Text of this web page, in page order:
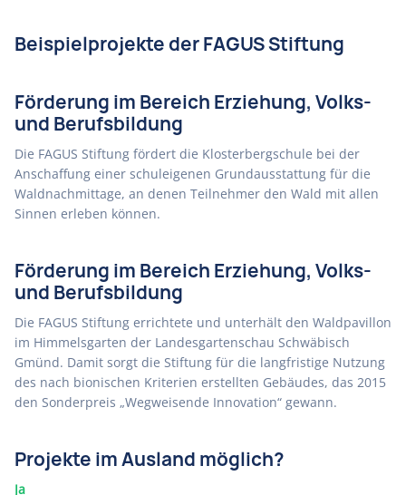
Beispielprojekte der FAGUS Stiftung
Förderung im Bereich Erziehung, Volks-
und Berufsbildung
Die FAGUS Stiftung fördert die Klosterbergschule bei der
Anschaffung einer schuleigenen Grundausstattung für die
Waldnachmittage, an denen Teilnehmer den Wald mit allen
Sinnen erleben können.
Förderung im Bereich Erziehung, Volks-
und Berufsbildung
Die FAGUS Stiftung errichtete und unterhält den Waldpavillon
im Himmelsgarten der Landesgartenschau Schwäbisch
Gmünd. Damit sorgt die Stiftung für die langfristige Nutzung
des nach bionischen Kriterien erstellten Gebäudes, das 2015
den Sonderpreis „Wegweisende Innovation“ gewann.
Projekte im Ausland möglich?
Ja